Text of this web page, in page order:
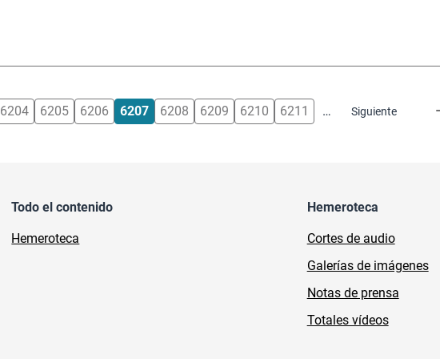
6204 6205 6206 6207 6208 6209 6210 6211 … Siguiente
Siguiente página
Todo el contenido
Hemeroteca
Hemeroteca
Cortes de audio
Galerías de imágenes
Notas de prensa
Totales vídeos